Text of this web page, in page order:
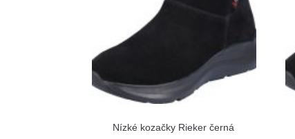
Nízké kozačky Rieker černá